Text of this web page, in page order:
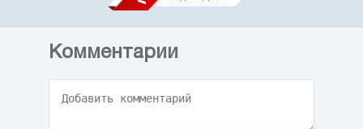
Комментарии